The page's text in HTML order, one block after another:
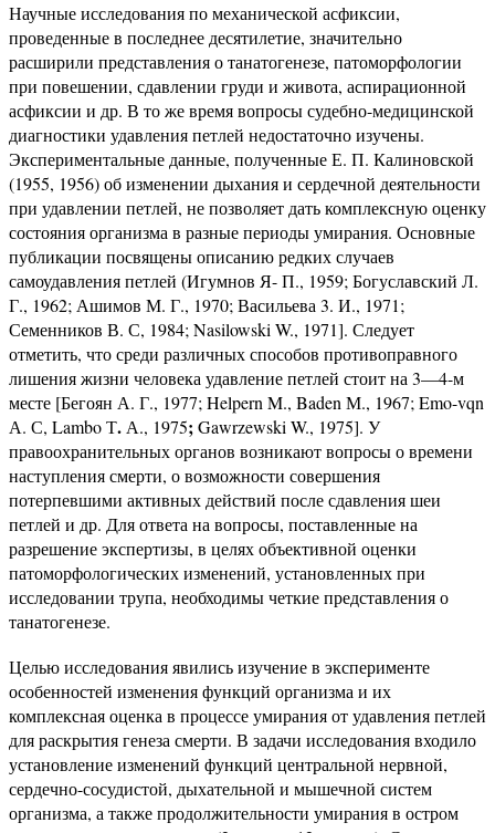
Научные исследования по механической асфиксии,
проведенные в последнее десятилетие, значительно
расширили представления о танатогенезе, патоморфологии
при повешении, сдавлении груди и живота, аспирационной
асфиксии и др. В то же время вопросы судебно-медицинской
диагностики удавления петлей недостаточно изучены.
Экспериментальные данные, по­лученные Е. П. Калиновской
(1955, 1956) об изменении ды­хания и сердечной деятельности
при удавлении петлей, не поз­воляет дать комплексную оценку
состояния организма в раз­ные периоды умирания. Основные
публикации посвящены описанию редких случаев
самоудавления петлей (Игумнов Я- П., 1959; Богуславский Л.
Г., 1962; Ашимов М. Г., 1970; Василье­ва 3. И., 1971;
Семенников В. С, 1984; Nasilowski W., 1971]. Следует
отметить, что среди различных способов противоправ­ного
лишения жизни человека удавление петлей стоит на 3—4-м
месте [Бегоян А. Г., 1977; Helpern M., Baden М., 1967; Emo-vqn
А. С, Lambo Т. А., 1975;Gawrzewski W., 1975]. У
правоохранительных органов возникают вопросы о времени
наступления смерти, о возможности совершения
потерпевшими активных действий после сдавления шеи
петлей и др. Для ответа на вопросы, поставленные на
разрешение экспертизы, в целях объективной оценки
патоморфологических изменений, установленных при
исследовании трупа, необходимы четкие представ­ления о
танатогенезе.
Целью исследования явились изучение в эксперименте
особенностей изменения функций организма и их
комплексная оценка в процессе умирания от удавления петлей
для раскры­тия генеза смерти. В задачи исследования входило
установле­ние изменений функций центральной нервной,
сердечно-сосудистой, дыхательной и мышечной систем
организма, а также продолжительности умирания в остром